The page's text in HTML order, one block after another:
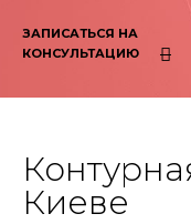
ЗАПИСАТЬСЯ НА
КОНСУЛЬТАЦИЮ
Киеве